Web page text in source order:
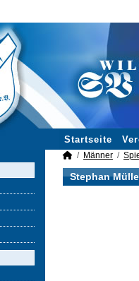
Startseite
Männer
Stephan